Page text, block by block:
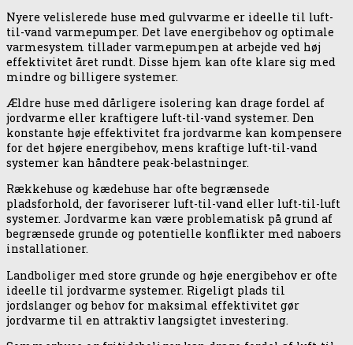
Nyere velislerede huse med gulvvarme er ideelle til luft-
til-vand varmepumper. Det lave energibehov og optimale
varmesystem tillader varmepumpen at arbejde ved høj
effektivitet året rundt. Disse hjem kan ofte klare sig med
mindre og billigere systemer.
Ældre huse med dårligere isolering kan drage fordel af
jordvarme eller kraftigere luft-til-vand systemer. Den
konstante høje effektivitet fra jordvarme kan kompensere
for det højere energibehov, mens kraftige luft-til-vand
systemer kan håndtere peak-belastninger.
Rækkehuse og kædehuse har ofte begrænsede
pladsforhold, der favoriserer luft-til-vand eller luft-til-luft
systemer. Jordvarme kan være problematisk på grund af
begrænsede grunde og potentielle konflikter med naboers
installationer.
Landboliger med store grunde og høje energibehov er ofte
ideelle til jordvarme systemer. Rigeligt plads til
jordslanger og behov for maksimal effektivitet gør
jordvarme til en attraktiv langsigtet investering.